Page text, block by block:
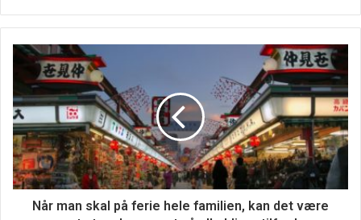
industrilamper, spisebord i rustikke træplanker osv. og
dermed skabe det rå twist og stemningen af New Yorker
Når man skal på ferie hele familien, kan det være